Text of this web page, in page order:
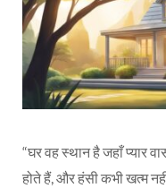
“घर वह स्थान है जहाँ प्यार
होते हैं, और हंसी कभी खत्म